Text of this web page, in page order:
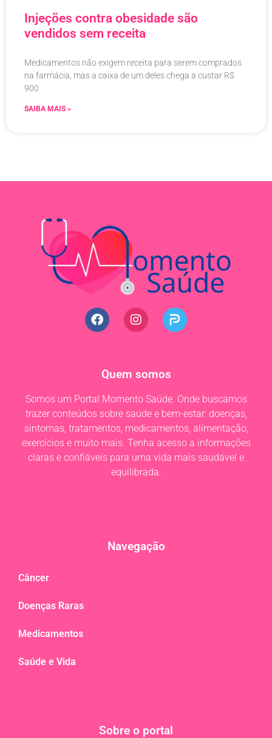
Injeções contra obesidade são
vendidos sem receita
Medicamentos não exigem receita para serem comprados
na farmácia, mas a caixa de um deles chega a custar R$
900
SAIBA MAIS »
Quem somos
Somos um Portal Momento Saúde. Onde buscamos
trazer conteúdos sobre saúde e bem-estar: doenças,
sintomas, tratamentos, medicamentos, alimentação,
exercícios e muito mais. Tenha acesso a informações
claras e confiáveis para uma vida mais saudável e
equilibrada.
Navegação
Câncer
Doenças Raras
Medicamentos
Saúde e Vida
Sobre o portal